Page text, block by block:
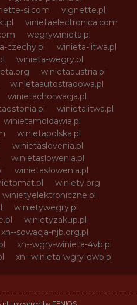
si.com
vignette.pl
vinietaelectronica.com
wegrywinieta.pl
czechy.pl
winieta-litwa.pl
winieta-wegry.pl
winietaaustria.pl
winietaautostradowa.pl
winietachorwacja.pl
winietalitwa.pl
winietamoldawia.pl
winietapolska.pl
winietaslovenia.pl
winietaslowenia.pl
winietasłowenia.pl
winiety.org
winietyelektroniczne.pl
winietywegry.pl
winietyzakup.pl
xn--sowacja-njb.org.pl
xn--wgry-winieta-4vb.pl
xn--winieta-wgry-dwb.pl